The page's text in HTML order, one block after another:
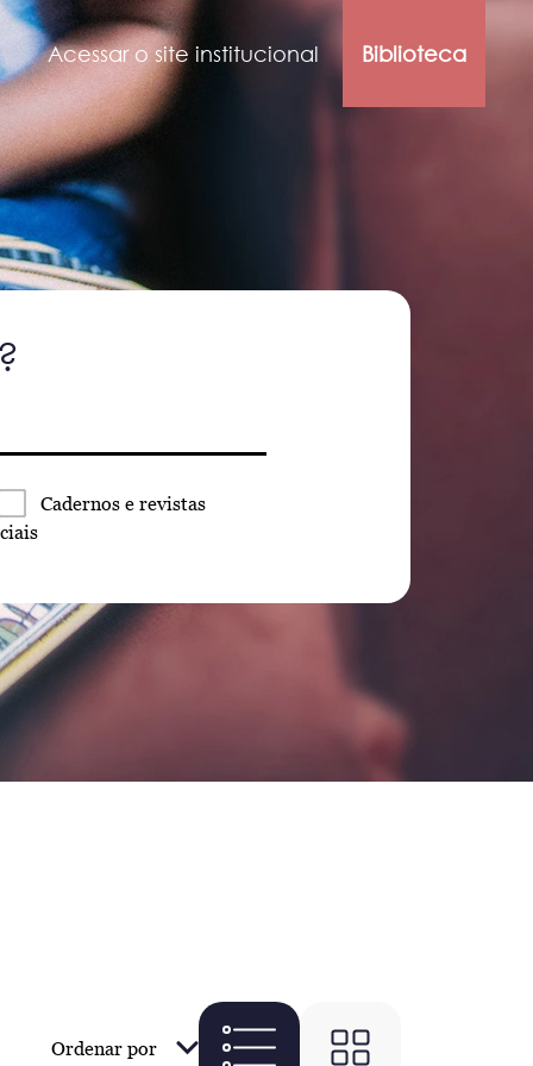
Acessar o site institucional Biblioteca
Cadernos e revistas
Ordenar por